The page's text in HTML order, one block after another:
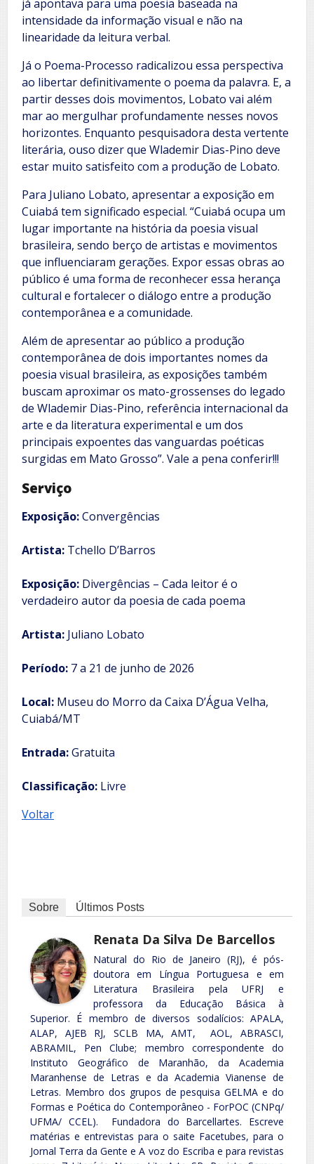
já apontava para uma poesia baseada na
intensidade da informação visual e não na
linearidade da leitura verbal.
Já o Poema-Processo radicalizou essa perspectiva
ao libertar definitivamente o poema da palavra. E, a
partir desses dois movimentos, Lobato vai além
mar ao mergulhar profundamente nesses novos
horizontes. Enquanto pesquisadora desta vertente
literária, ouso dizer que Wlademir Dias-Pino deve
estar muito satisfeito com a produção de Lobato.
Para Juliano Lobato, apresentar a exposição em
Cuiabá tem significado especial. “Cuiabá ocupa um
lugar importante na história da poesia visual
brasileira, sendo berço de artistas e movimentos
que influenciaram gerações. Expor essas obras ao
público é uma forma de reconhecer essa herança
cultural e fortalecer o diálogo entre a produção
contemporânea e a comunidade.
Além de apresentar ao público a produção
contemporânea de dois importantes nomes da
poesia visual brasileira, as exposições também
buscam aproximar os mato-grossenses do legado
de Wlademir Dias-Pino, referência internacional da
arte e da literatura experimental e um dos
principais expoentes das vanguardas poéticas
surgidas em Mato Grosso”. Vale a pena conferir!!!
Serviço
Exposição:Convergências
Artista: Tchello D’Barros
Exposição: Divergências – Cada leitor é o
verdadeiro autor da poesia de cada poema
Artista: Juliano Lobato
Período: 7 a 21 de junho de 2026
Local: Museu do Morro da Caixa D’Água Velha,
Cuiabá/MT
Entrada:Gratuita
Classificação: Livre
Voltar
Sobre Últimos Posts
Renata Da Silva De Barcellos
Natural do Rio de Janeiro (RJ), é pós-
doutora em Língua Portuguesa e em
Literatura Brasileira pela UFRJ e
professora da Educação Básica à
Superior. É membro de diversos sodalícios: APALA,
ALAP, AJEB RJ, SCLB MA, AMT, AOL, ABRASCI,
ABRAMIL, Pen Clube; membro correspondente do
Instituto Geográfico de Maranhão, da Academia
Maranhense de Letras e da Academia Vianense de
Letras. Membro dos grupos de pesquisa GELMA e do
Formas e Poética do Contemporâneo - ForPOC (CNPq/
UFMA/ CCEL). Fundadora do Barcellartes. Escreve
matérias e entrevistas para o saite Facetubes, para o
Jornal Terra da Gente e A voz do Escriba e para revistas